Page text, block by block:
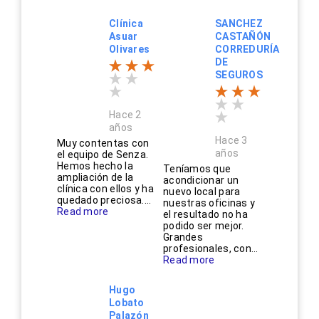
Clínica
Asuar
Olivares
Hace 2
años
Muy contentas con
el equipo de Senza.
Hemos hecho la
ampliación de la
clínica con ellos y ha
quedado preciosa....
Read more
SANCHEZ
CASTAÑÓN
CORREDURÍA
DE
SEGUROS
Hace 3
años
Teníamos que
acondicionar un
nuevo local para
nuestras oficinas y
el resultado no ha
podido ser mejor.
Grandes
profesionales, con...
Read more
Hugo
Lobato
Palazón